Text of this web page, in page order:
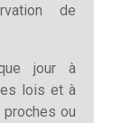
de
jour à
lois et à
ou